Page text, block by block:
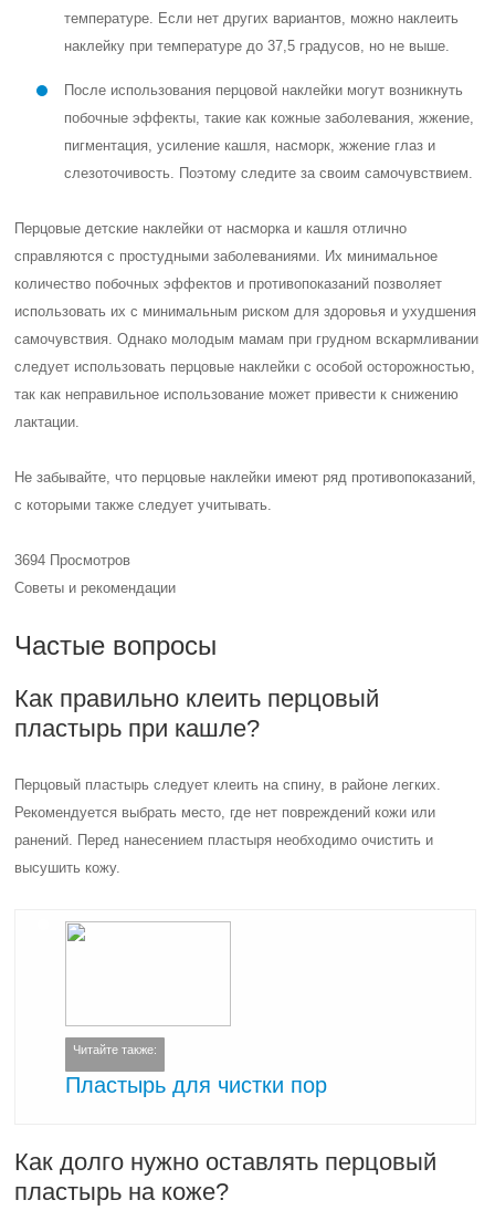
температуре. Если нет других вариантов, можно наклеить
наклейку при температуре до 37,5 градусов, но не выше.
После использования перцовой наклейки могут возникнуть
побочные эффекты, такие как кожные заболевания, жжение,
пигментация, усиление кашля, насморк, жжение глаз и
слезоточивость. Поэтому следите за своим самочувствием.
Перцовые детские наклейки от насморка и кашля отлично
справляются с простудными заболеваниями. Их минимальное
количество побочных эффектов и противопоказаний позволяет
использовать их с минимальным риском для здоровья и ухудшения
самочувствия. Однако молодым мамам при грудном вскармливании
следует использовать перцовые наклейки с особой осторожностью,
так как неправильное использование может привести к снижению
лактации.
Не забывайте, что перцовые наклейки имеют ряд противопоказаний,
с которыми также следует учитывать.
3694 Просмотров
Советы и рекомендации
Частые вопросы
Как правильно клеить перцовый
пластырь при кашле?
Перцовый пластырь следует клеить на спину, в районе легких.
Рекомендуется выбрать место, где нет повреждений кожи или
ранений. Перед нанесением пластыря необходимо очистить и
высушить кожу.
Читайте также:
Пластырь для чистки пор
Как долго нужно оставлять перцовый
пластырь на коже?